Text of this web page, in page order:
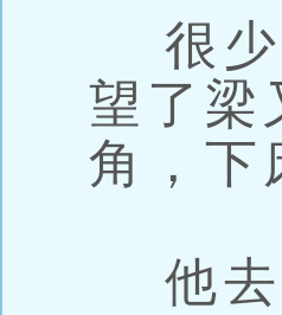
很少
望了梁
角，下
他去